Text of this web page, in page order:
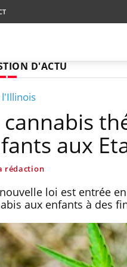
D'ACTU
l'Illinois
cannabis
aux
rédaction
loi est entrée
aux enfants à des